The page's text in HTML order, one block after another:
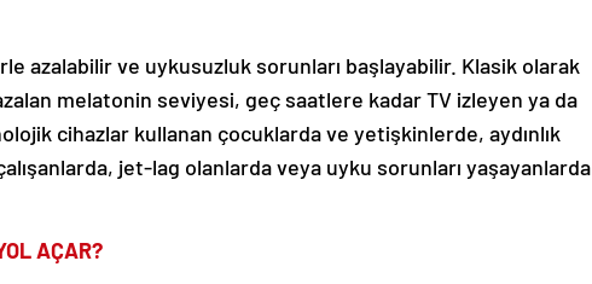
azalabilir ve uykusuzluk sorunları başlayabilir. Klasik olarak
melatonin seviyesi, geç saatlere kadar TV izleyen ya da
cihazlar kullanan çocuklarda ve yetişkinlerde, aydınlık
jet-lag olanlarda veya uyku sorunları yaşayanlarda
AÇAR?